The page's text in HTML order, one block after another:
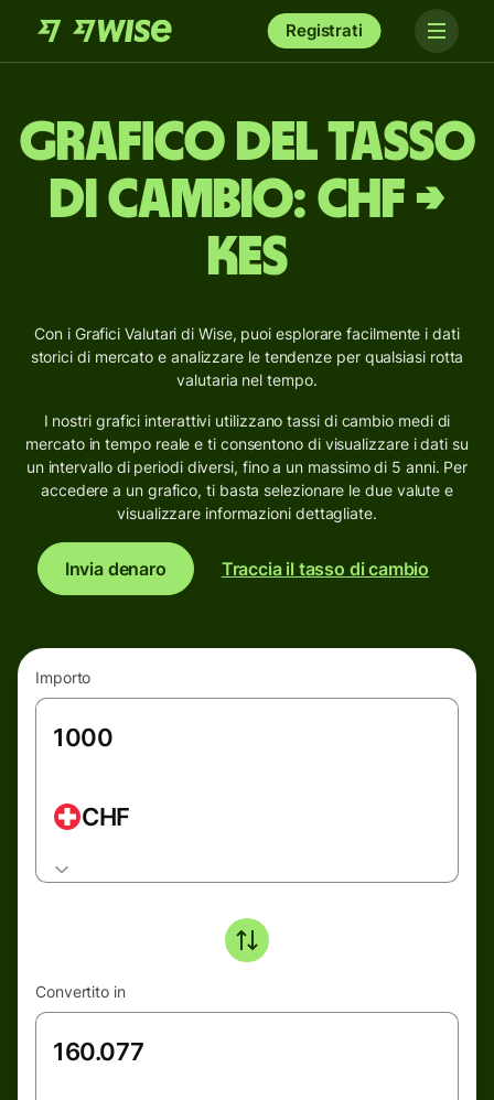
Registrati
Grafico del tasso
di cambio: CHF →
KES
Con i Grafici Valutari di Wise, puoi esplorare facilmente i dati
storici di mercato e analizzare le tendenze per qualsiasi rotta
valutaria nel tempo.
I nostri grafici interattivi utilizzano tassi di cambio medi di
mercato in tempo reale e ti consentono di visualizzare i dati su
un intervallo di periodi diversi, fino a un massimo di 5 anni. Per
accedere a un grafico, ti basta selezionare le due valute e
visualizzare informazioni dettagliate.
Invia denaro Traccia il tasso di cambio
Importo
CHF
Convertito in